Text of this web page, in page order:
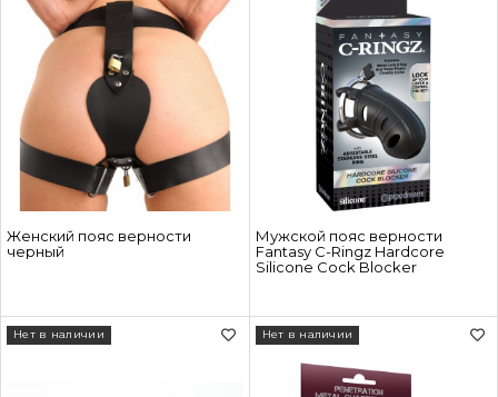
Женский пояс верности
черный
Мужской пояс верности
Fantasy C-Ringz Hardcore
Silicone Cock Blocker
Нет в наличии Нет в наличии